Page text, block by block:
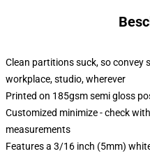
Clean partitions suck, so convey
workplace, studio, wherever
Printed on 185gsm semi gloss
Customized minimize - check
measurements
Features a 3/16 inch (5mm)